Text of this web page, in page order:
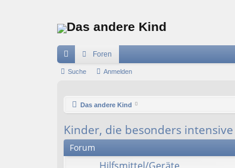
Das andere Kind
ch
ug
riff
Foren
Suche Anmelden
Das andere Kind
Kinder, die besonders
Forum